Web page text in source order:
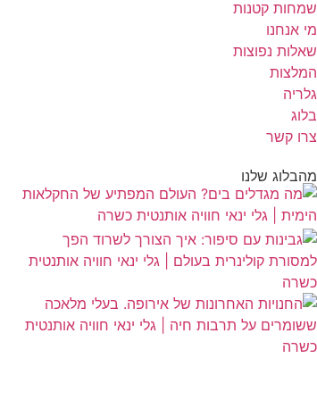
שמחות קטנות
מי אנחנו
שאלות נפוצות
המלצות
גלריה
בלוג
צרו קשר
מהבלוג שלנו